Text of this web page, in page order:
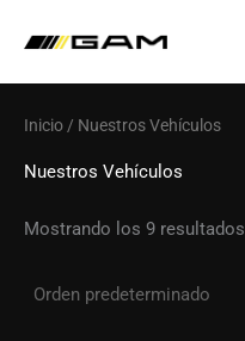
contenido
Inicio / Nuestros Vehículos
Nuestros Vehículos
Mostrando los 9 resultados